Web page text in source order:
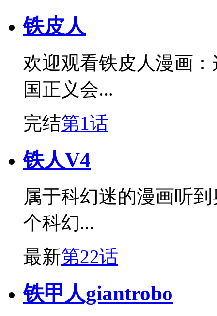
铁皮人
欢迎观看铁皮人漫画
国正义会...
完结第1话
铁人V4
属于科幻迷的漫画听
个科幻...
最新第22话
铁甲人giantrobo